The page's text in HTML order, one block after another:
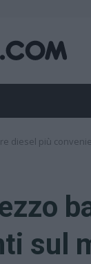
diesel più
sul